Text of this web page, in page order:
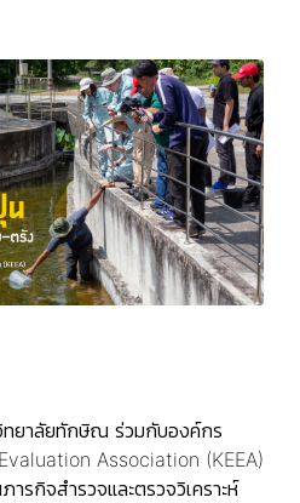
ทยาลัยทักษิณ ร่วมกับองค์กร
Association (KEEA)
รกิจสำรวจและตรวจวิเคราะห์